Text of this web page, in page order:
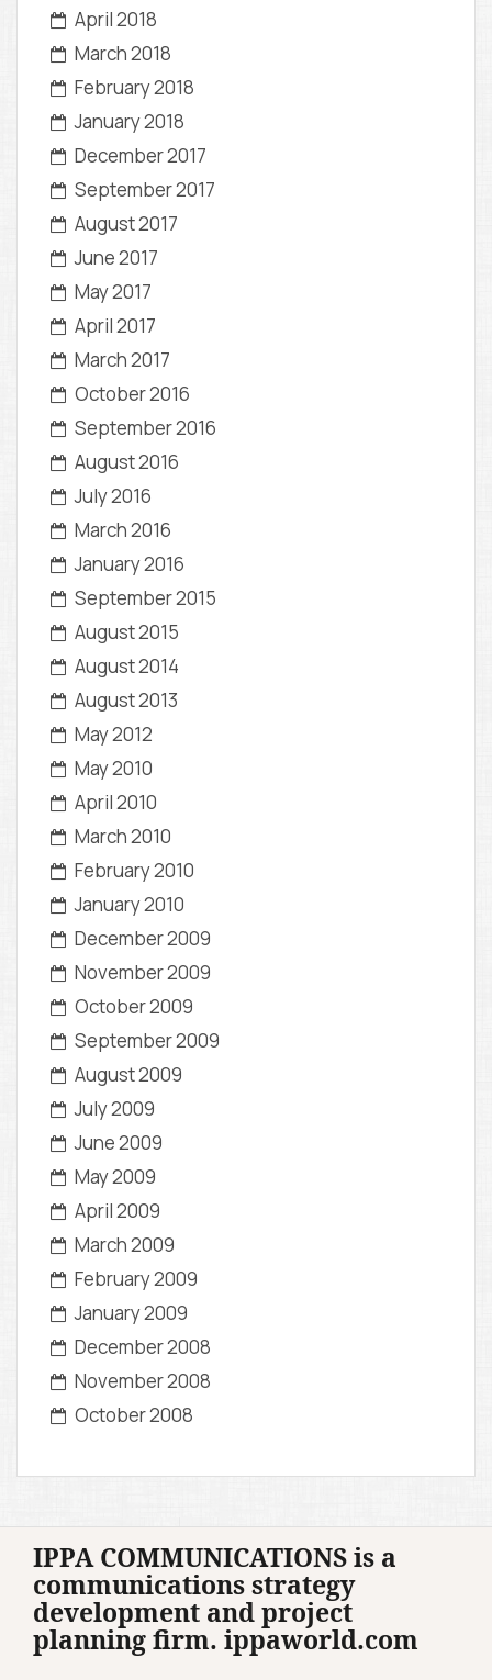
April 2018
March 2018
February 2018
January 2018
December 2017
September 2017
August 2017
June 2017
May 2017
April 2017
March 2017
October 2016
September 2016
August 2016
July 2016
March 2016
January 2016
September 2015
August 2015
August 2014
August 2013
May 2012
May 2010
April 2010
March 2010
February 2010
January 2010
December 2009
November 2009
October 2009
September 2009
August 2009
July 2009
June 2009
May 2009
April 2009
March 2009
February 2009
January 2009
December 2008
November 2008
October 2008
IPPA COMMUNICATIONS is a
communications strategy
development and project
planning firm. ippaworld.com